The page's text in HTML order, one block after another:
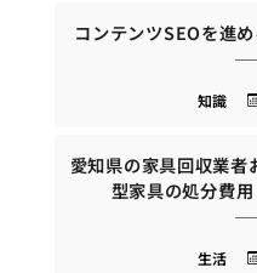
コンテンツSEOを進
知識
愛知県の家具回収業
型家具の処分費
生活